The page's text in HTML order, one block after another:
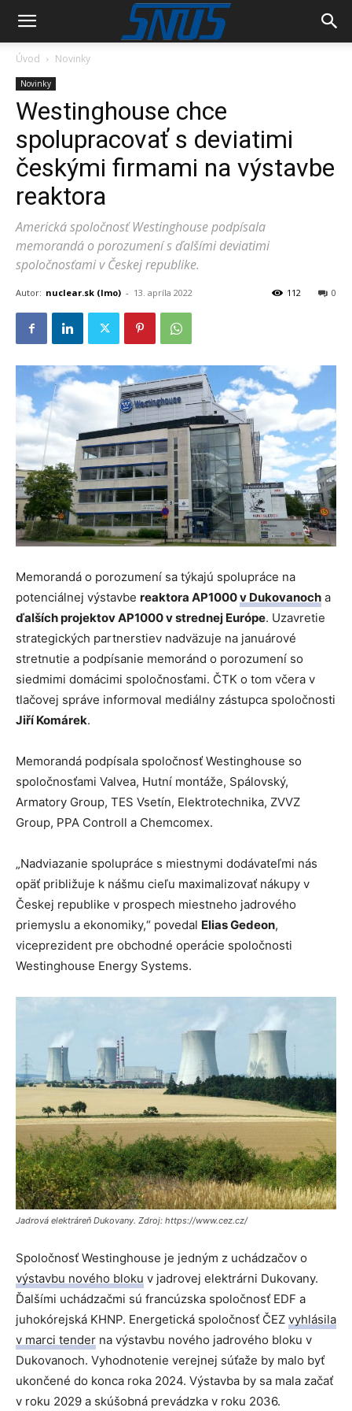
Úvod Novinky
Novinky
Westinghouse chce
spolupracovať s deviatimi
českými firmami na výstavbe
reaktora
Americká spoločnosť Westinghouse podpísala
memorandá o porozumení s ďalšími deviatimi
spoločnosťami v Českej republike.
Autor: nuclear.sk (lmo) - 13. apríla 2022 0
112
Memorandá o porozumení sa týkajú spolupráce na
potenciálnej výstavbe reaktora AP1000v Dukovanoch a
ďalších projektov AP1000 v strednej Európe. Uzavretie
strategických partnerstiev nadväzuje na januárové
stretnutie a podpísanie memoránd o porozumení so
siedmimi domácimi spoločnosťami. ČTK o tom včera v
tlačovej správe informoval mediálny zástupca spoločnosti
Jiří Komárek.
Memorandá podpísala spoločnosť Westinghouse so
spoločnosťami Valvea, Hutní montáže, Spálovský,
Armatory Group, TES Vsetín, Elektrotechnika, ZVVZ
Group, PPA Controll a Chemcomex.
„Nadviazanie spolupráce s miestnymi dodávateľmi nás
opäť približuje k nášmu cieľu maximalizovať nákupy v
Českej republike v prospech miestneho jadrového
priemyslu a ekonomiky,“ povedal Elias Gedeon,
viceprezident pre obchodné operácie spoločnosti
Westinghouse Energy Systems.
Jadrová elektráreň Dukovany. Zdroj: https://www.cez.cz/
Spoločnosť Westinghouse je jedným z uchádzačov o
výstavbu nového bloku v jadrovej elektrárni Dukovany.
Ďalšími uchádzačmi sú francúzska spoločnosť EDF a
juhokórejská KHNP. Energetická spoločnosť ČEZ vyhlásila
v marci tender na výstavbu nového jadrového bloku v
Dukovanoch. Vyhodnotenie verejnej súťaže by malo byť
ukončené do konca roka 2024. Výstavba by sa mala začať
v roku 2029 a skúšobná prevádzka v roku 2036.